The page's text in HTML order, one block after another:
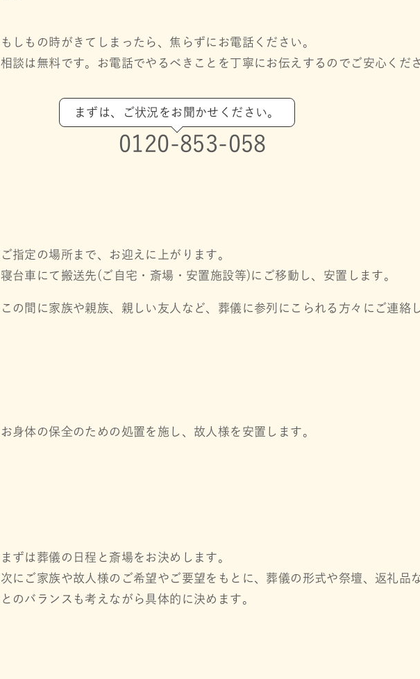
もしもの時がきてしまったら、焦らずにお電話ください。
相談は無料です。お電話でやるべきことを丁寧にお伝えするのでご安心くださ
まずは、ご状況をお聞かせください。
0120-853-058
ご指定の場所まで、お迎えに上がります。
寝台車にて搬送先(ご自宅・斎場・安置施設等)にご移動し、安置します。
この間に家族や親族、親しい友人など、葬儀に参列にこられる方々にご連絡
お身体の保全のための処置を施し、故人様を安置します。
まずは葬儀の日程と斎場をお決めします。
次にご家族や故人様のご希望やご要望をもとに、葬儀の形式や祭壇、返礼品
とのバランスも考えながら具体的に決めます。